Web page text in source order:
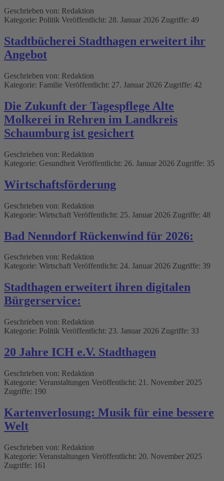
Geschrieben von: Redaktion
Kategorie: Politik Veröffentlicht: 28. Januar 2026 Zugriffe: 49
Stadtbücherei Stadthagen erweitert ihr
Angebot
Geschrieben von: Redaktion
Kategorie: Familie Veröffentlicht: 27. Januar 2026 Zugriffe: 42
Die Zukunft der Tagespflege Alte
Molkerei in Rehren im Landkreis
Schaumburg ist gesichert
Geschrieben von: Redaktion
Kategorie: Gesundheit Veröffentlicht: 26. Januar 2026 Zugriffe: 35
Wirtschaftsförderung
Geschrieben von: Redaktion
Kategorie: Wirtschaft Veröffentlicht: 25. Januar 2026 Zugriffe: 48
Bad Nenndorf Rückenwind für 2026:
Geschrieben von: Redaktion
Kategorie: Wirtschaft Veröffentlicht: 24. Januar 2026 Zugriffe: 39
Stadthagen erweitert ihren digitalen
Bürgerservice:
Geschrieben von: Redaktion
Kategorie: Politik Veröffentlicht: 23. Januar 2026 Zugriffe: 33
20 Jahre ICH e.V. Stadthagen
Geschrieben von: Redaktion
Kategorie: Veranstaltungen Veröffentlicht: 21. November 2025
Zugriffe: 190
Kartenverlosung: Musik für eine bessere
Welt
Geschrieben von: Redaktion
Kategorie: Veranstaltungen Veröffentlicht: 20. November 2025
Zugriffe: 161